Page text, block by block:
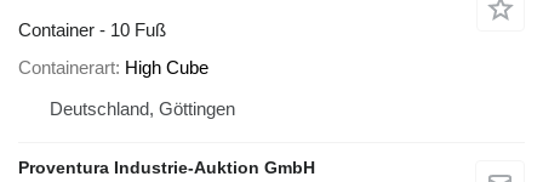
Container - 10 Fuß
Containerart High Cube
Deutschland, Göttingen
Proventura Industrie-Auktion GmbH